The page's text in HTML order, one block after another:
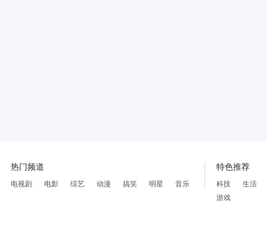
热门频道
电视剧 电影 综艺 动漫 搞笑 明星 音乐
特色推荐
科技
生活
游戏